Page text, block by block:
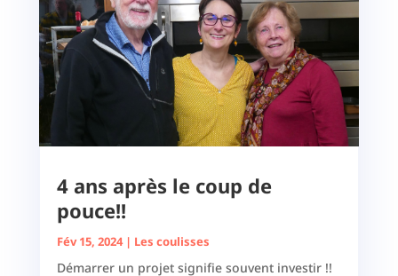
4 ans après le coup de
pouce!!
Fév 15, 2024| Les coulisses
Démarrer un projet signifie souvent investir !!